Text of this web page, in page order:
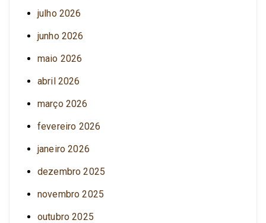
julho 2026
junho 2026
maio 2026
abril 2026
março 2026
fevereiro 2026
janeiro 2026
dezembro 2025
novembro 2025
outubro 2025